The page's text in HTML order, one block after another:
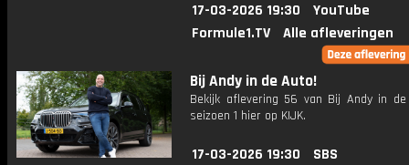
17-03-2026 19:30
YouTube
Formule1.TV
Alle afleveringen
Bij Andy in de Auto!
Bekijk aflevering 56 van Bij Andy in
seizoen 1 hier op KIJK.
17-03-2026 19:30
SBS